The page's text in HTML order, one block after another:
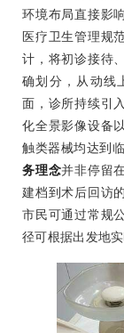
环境布局直接影
医疗卫生管理规
计，将初诊接待
确划分，从动线
面，诊所持续引
化全景影像设备
触类器械均达到
务理念并非停留
建档到术后回访
市民可通过常规
径可根据出发地